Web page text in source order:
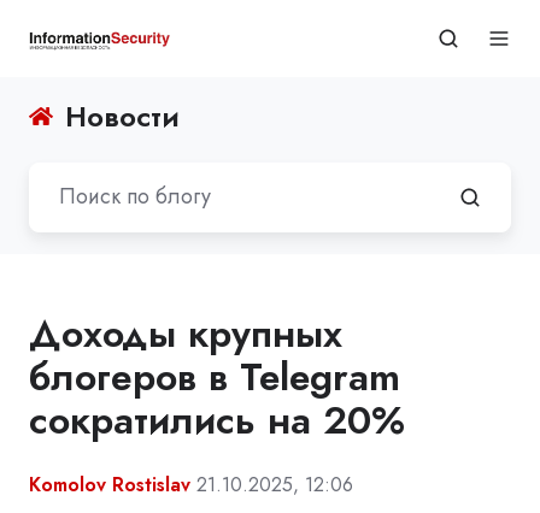
Новости
Доходы крупных
блогеров в Telegram
сократились на 20%
Komolov Rostislav 21.10.2025, 12:06